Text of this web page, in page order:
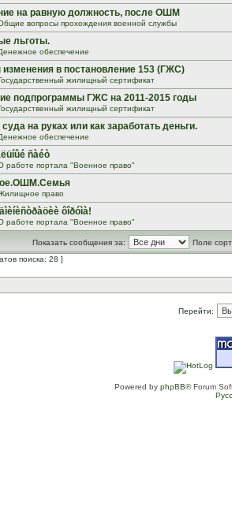
на равную должность, после ОШМ
вопросы прохождения военной службы
льготы.
обеспечение
в постановление 153 (ГЖС)
жилищный сертификат
подпрограммы ГЖС на 2011-2015 годы
жилищный сертификат
на руках или как заработать деньги.
обеспечение
ñàéò
работе портала "Военное право"
право
ôîðóìà!
работе портала "Военное право"
Показать сообщения за:
Поле
поиска: 28 ]
Перейти:
Powered by phpBB® Forum